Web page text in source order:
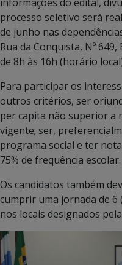
processo seletivo será
de junho nas
Rua da Conquista, Nº
de 8h às 16h (horário
Para participar os
outros critérios, ser
per capita não superior a
vigente; ser,
programa social e ter
75% de frequência escolar.
Os candidatos também
cumprir uma jornada de
nos locais designados